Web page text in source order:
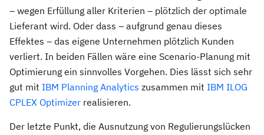
– wegen Erfüllung aller Kriterien – plötzlich der optimale
Lieferant wird. Oder dass – aufgrund genau dieses
Effektes – das eigene Unternehmen plötzlich Kunden
verliert. In beiden Fällen wäre eine Scenario-Planung mit
Optimierung ein sinnvolles Vorgehen. Dies lässt sich sehr
gut mit IBM Planning Analytics zusammen mit IBM ILOG
CPLEX Optimizer realisieren.
Der letzte Punkt, die Ausnutzung von Regulierungslücken